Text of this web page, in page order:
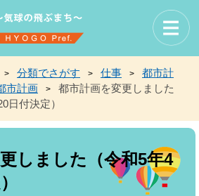
> 分類でさがす > 仕事 >
都市計
市計画 >
都市計画を変更しました
日付決定）
しました（令和5年4